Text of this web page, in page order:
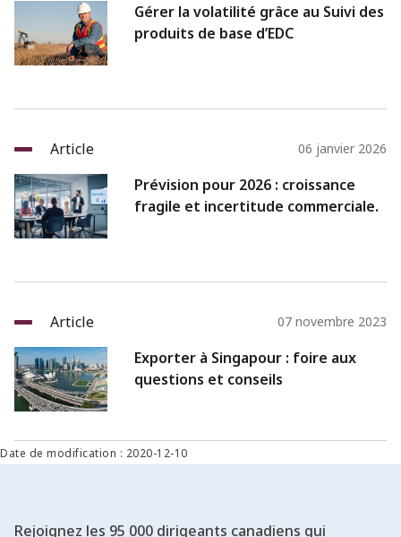
Gérer la volatilité grâce au Suivi des
produits de base d’EDC
Article 06 janvier 2026
Prévision pour 2026 : croissance
fragile et incertitude commerciale.
Article 07 novembre 2023
Exporter à Singapour : foire aux
questions et conseils
Date de modification : 2020-12-10
Rejoignez les 95 000 dirigeants canadiens qui